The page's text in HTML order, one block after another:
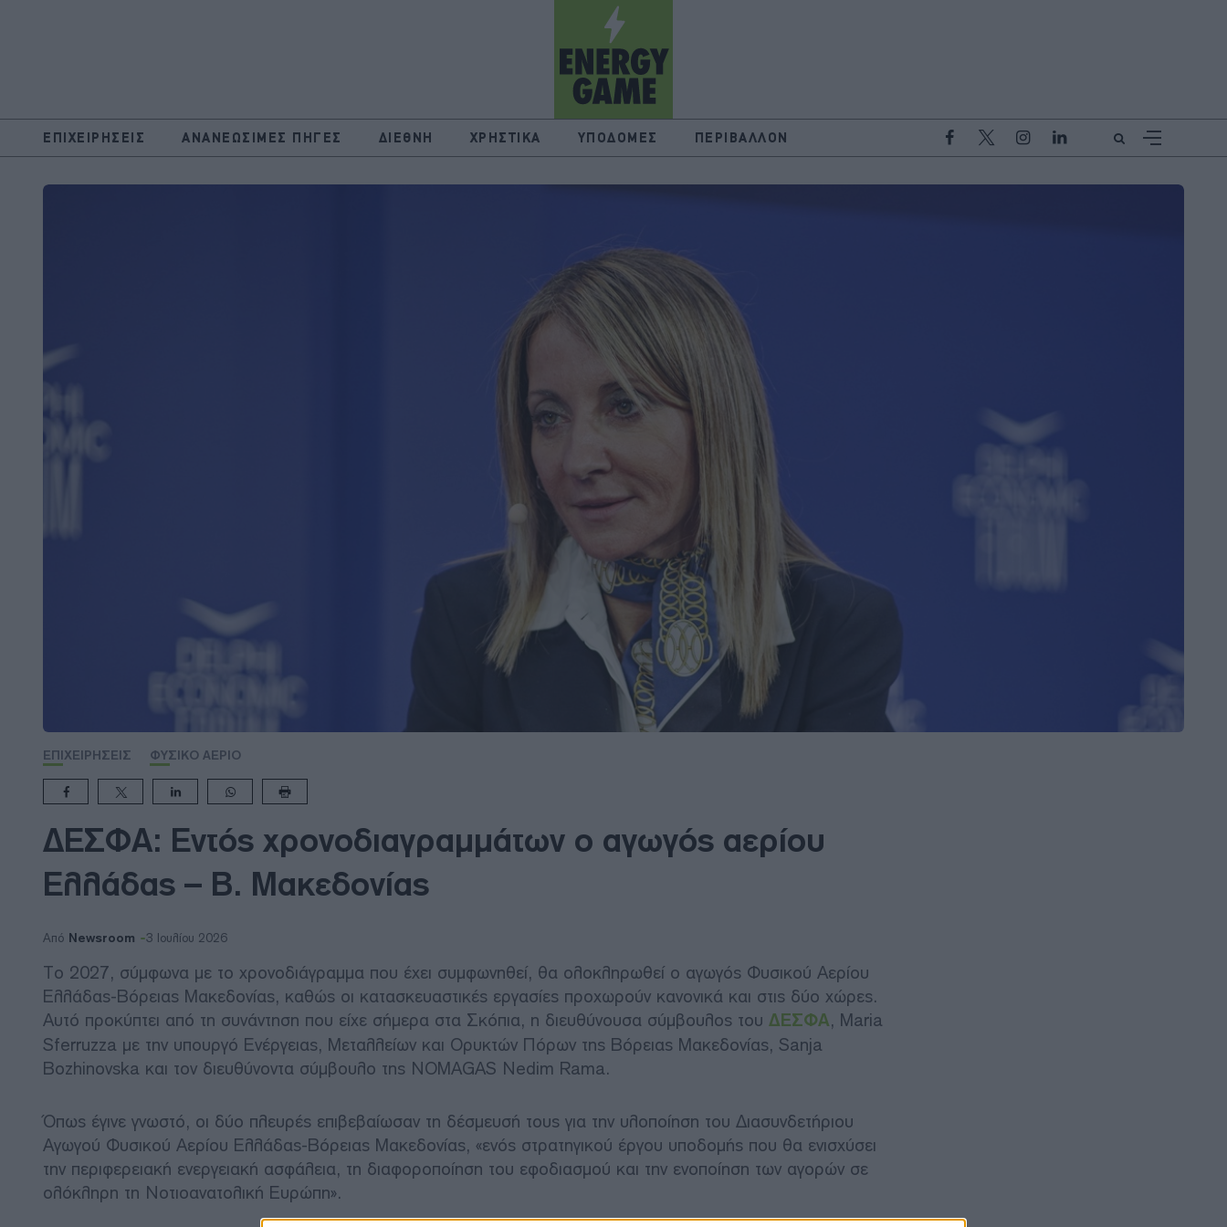
ΕΠΙΧΕΙΡΗΣΕΙΣ ΑΝΑΝΕΩΣΙΜΕΣ ΠΗΓΕΣ ΔΙΕΘΝΗ ΧΡΗΣΤΙΚΑ ΥΠΟΔΟΜΕΣ ΠΕΡΙΒΑΛΛΟΝ
ΕΠΙΧΕΙΡΗΣΕΙΣ ΦΥΣΙΚΟ ΑΕΡΙΟ
ΔΕΣΦΑ: Εντός χρονοδιαγραμμάτων ο αγωγός αερίου
Ελλάδας – Β. Μακεδονίας
Από Newsroom 3 Ιουλίου 2026
Το 2027, σύμφωνα με το χρονοδιάγραμμα που έχει συμφωνηθεί, θα ολοκληρωθεί ο αγωγός Φυσικού Αερίου
Ελλάδας-Βόρειας Μακεδονίας, καθώς οι κατασκευαστικές εργασίες προχωρούν κανονικά και στις δύο χώρες.
Αυτό προκύπτει από τη συνάντηση που είχε σήμερα στα Σκόπια, η διευθύνουσα σύμβουλος του ΔΕΣΦΑ, Maria
Sferruzza με την υπουργό Ενέργειας, Μεταλλείων και Ορυκτών Πόρων της Βόρειας Μακεδονίας, Sanja
Bozhinovska και τον διευθύνοντα σύμβουλο της NOMAGAS Nedim Rama.
Όπως έγινε γνωστό, οι δύο πλευρές επιβεβαίωσαν τη δέσμευσή τους για την υλοποίηση του Διασυνδετήριου
Αγωγού Φυσικού Αερίου Ελλάδας-Βόρειας Μακεδονίας, «ενός στρατηγικού έργου υποδομής που θα ενισχύσει
την περιφερειακή ενεργειακή ασφάλεια, τη διαφοροποίηση του εφοδιασμού και την ενοποίηση των αγορών σε
ολόκληρη τη Νοτιοανατολική Ευρώπη».